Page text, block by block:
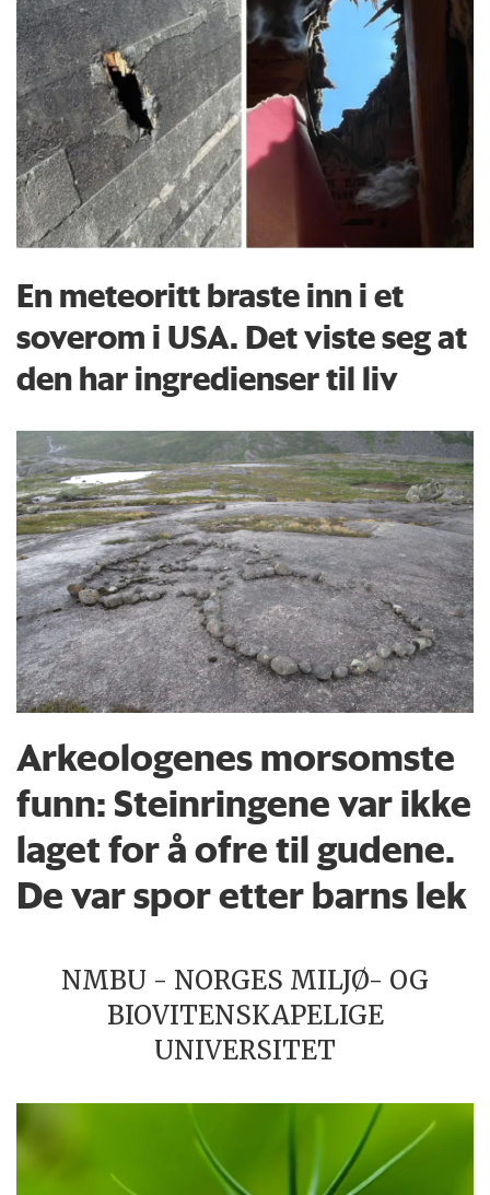
En meteoritt braste inn i et
soverom i USA. Det viste seg at
den har ingredienser til liv
Arkeologenes morsomste
funn: Steinringene var ikke
laget for å ofre til gudene.
De var spor etter barns lek
NMBU - NORGES MILJØ- OG
BIOVITENSKAPELIGE
UNIVERSITET